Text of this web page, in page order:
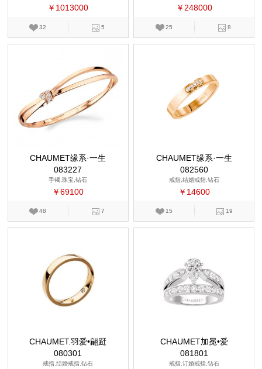
￥1013000
32 5
￥248000
25 8
CHAUMET缘系·一生
083227
手镯,珠宝,钻石
￥69100
48 7
CHAUMET缘系·一生
082560
戒指,结婚戒指,钻石
￥14600
15 19
CHAUMET.羽爱•翩跹
080301
戒指,结婚戒指,钻石
CHAUMET加冕•爱
081801
戒指,订婚戒指,钻石